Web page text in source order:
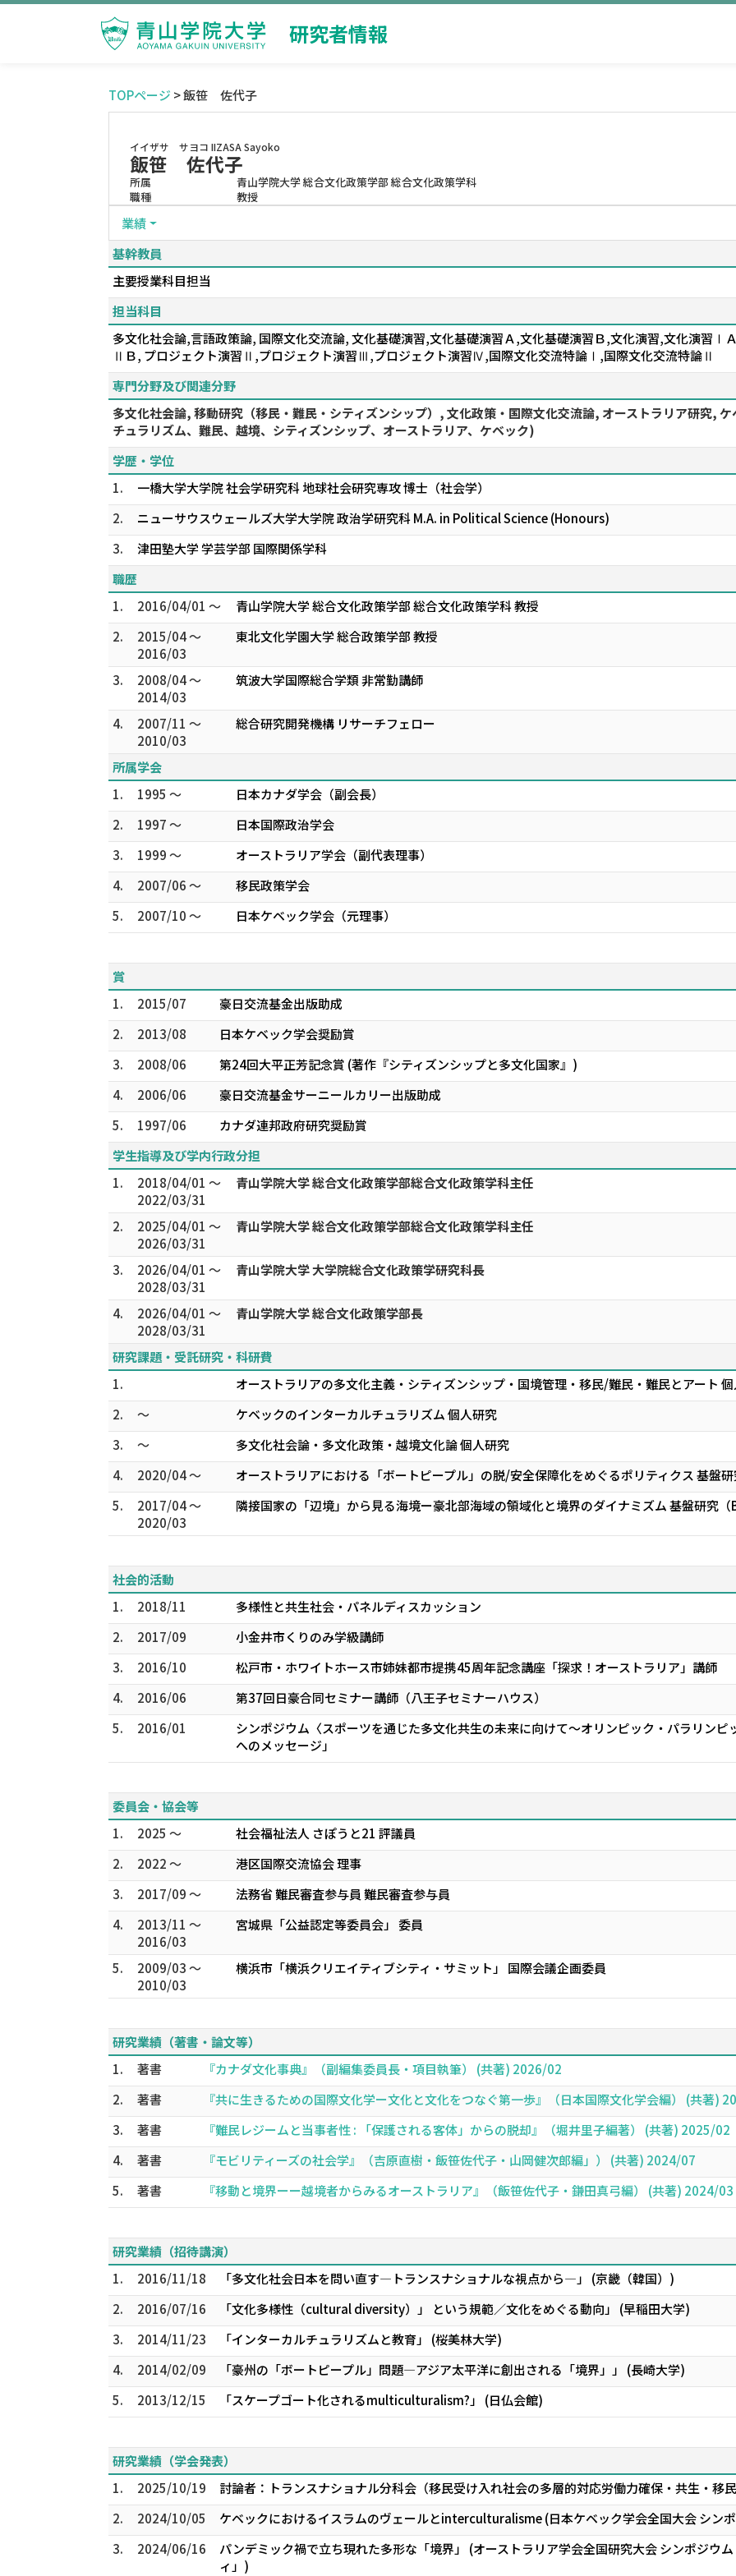
研究者情報
TOPページ > 飯笹 佐代子
イイザサ サヨコ IIZASA Sayoko
飯笹 佐代子
所属
青山学院大学 総合文化政策学部 総合文化政策学科
職種
教授
業績
基幹教員
主要授業科目担当
担当科目
多文化社会論,言語政策論, 国際文化交流論, 文化基礎演習,文化基礎演習Ａ,文化基礎演習Ｂ,文化演習,文化演習
ⅡＢ, プロジェクト演習Ⅱ,プロジェクト演習Ⅲ,プロジェクト演習Ⅳ,国際文化交流特論Ⅰ,国際文化交流特論Ⅱ
専門分野及び関連分野
多文化社会論, 移動研究（移民・難民・シティズンシップ）, 文化政策・国際文化交流論, オーストラリア研究,
チュラリズム、難民、越境、シティズンシップ、オーストラリア、ケベック)
学歴・学位
1.
一橋大学大学院 社会学研究科 地球社会研究専攻 博士（社会学）
2.
ニューサウスウェールズ大学大学院 政治学研究科 M.A. in Political Science (Honours)
3.
津田塾大学 学芸学部 国際関係学科
職歴
1.
2016/04/01 ～
青山学院大学 総合文化政策学部 総合文化政策学科 教授
2.
2015/04 ～
2016/03
東北文化学園大学 総合政策学部 教授
3.
2008/04 ～
2014/03
筑波大学国際総合学類 非常勤講師
4.
2007/11 ～
2010/03
総合研究開発機構 リサーチフェロー
所属学会
1.
1995 ～
日本カナダ学会（副会長）
2.
1997 ～
日本国際政治学会
3.
1999 ～
オーストラリア学会（副代表理事）
4.
2007/06 ～
移民政策学会
5.
2007/10 ～ 日本ケベック学会（元理事）
賞
1.
2015/07
豪日交流基金出版助成
2.
2013/08
日本ケベック学会奨励賞
3.
2008/06
第24回大平正芳記念賞 (著作『シティズンシップと多文化国家』)
4.
2006/06
豪日交流基金サーニールカリー出版助成
5.
1997/06
カナダ連邦政府研究奨励賞
学生指導及び学内行政分担
1.
2018/04/01 ～
2022/03/31
青山学院大学 総合文化政策学部総合文化政策学科主任
2.
2025/04/01 ～
2026/03/31
青山学院大学 総合文化政策学部総合文化政策学科主任
3.
2026/04/01 ～
2028/03/31
青山学院大学 大学院総合文化政策学研究科長
4.
2026/04/01 ～
2028/03/31
青山学院大学 総合文化政策学部長
研究課題・受託研究・科研費
1.
オーストラリアの多文化主義・シティズンシップ・国境管理・移民/難民・難民とアート
2.
～
ケベックのインターカルチュラリズム 個人研究
3.
～
多文化社会論・多文化政策・越境文化論 個人研究
4.
2020/04 ～
オーストラリアにおける「ボートピープル」の脱/安全保障化をめぐるポリティクス 基盤
5.
2017/04 ～
2020/03
隣接国家の「辺境」から見る海境ー豪北部海域の領域化と境界のダイナミズム 基盤研究（
社会的活動
1.
2018/11
多様性と共生社会・パネルディスカッション
2.
2017/09
小金井市くりのみ学級講師
3.
2016/10
松戸市・ホワイトホース市姉妹都市提携45周年記念講座「探求！オーストラリア」講師
4.
2016/06
第37回日豪合同セミナー講師（八王子セミナーハウス）
5.
2016/01
シンポジウム〈スポーツを通じた多文化共生の未来に向けて～オリンピック・パラリン
へのメッセージ」
委員会・協会等
1.
2025 ～
社会福祉法人 さぽうと21 評議員
2.
2022 ～
港区国際交流協会 理事
3.
2017/09 ～
法務省 難民審査参与員 難民審査参与員
4.
2013/11 ～
2016/03
宮城県「公益認定等委員会」 委員
5.
2009/03 ～
2010/03
横浜市「横浜クリエイティブシティ・サミット」 国際会議企画委員
研究業績（著書・論文等）
1.
著書
『カナダ文化事典』（副編集委員長・項目執筆） (共著) 2026/02
2.
著書
『共に生きるための国際文化学ー文化と文化をつなぐ第一歩』（日本国際文化学会編） (共著)
3.
著書
『難民レジームと当事者性 : 「保護される客体」からの脱却』（堀井里子編著） (共著) 2025/02
4.
著書
『モビリティーズの社会学』（吉原直樹・飯笹佐代子・山岡健次郎編」） (共著) 2024/07
5.
著書 『移動と境界ーー越境者からみるオーストラリア』（飯笹佐代子・鎌田真弓編） (共著) 2024/03
研究業績（招待講演）
1.
2016/11/18
「多文化社会日本を問い直す―トランスナショナルな視点から―」 (京畿（韓国）)
2.
2016/07/16
「文化多様性（cultural diversity）」 という規範／文化をめぐる動向」 (早稲田大学)
3.
2014/11/23
「インターカルチュラリズムと教育」 (桜美林大学)
4.
2014/02/09
「豪州の「ボートピープル」問題―アジア太平洋に創出される「境界」」 (長崎大学)
5.
2013/12/15 「スケープゴート化されるmulticulturalism?」 (日仏会館)
研究業績（学会発表）
1.
2025/10/19
討論者：トランスナショナル分科会（移民受け入れ社会の多層的対応――労働力確保・共生・
2.
2024/10/05
ケベックにおけるイスラムのヴェールとinterculturalisme (日本ケベック学会全国大会 シン
3.
2024/06/16
パンデミック禍で立ち現れた多形な「境界」 (オーストラリア学会全国研究大会 シンポジウ
ィ」)